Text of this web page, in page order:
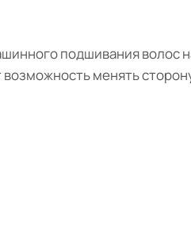
подшивания волос
менять